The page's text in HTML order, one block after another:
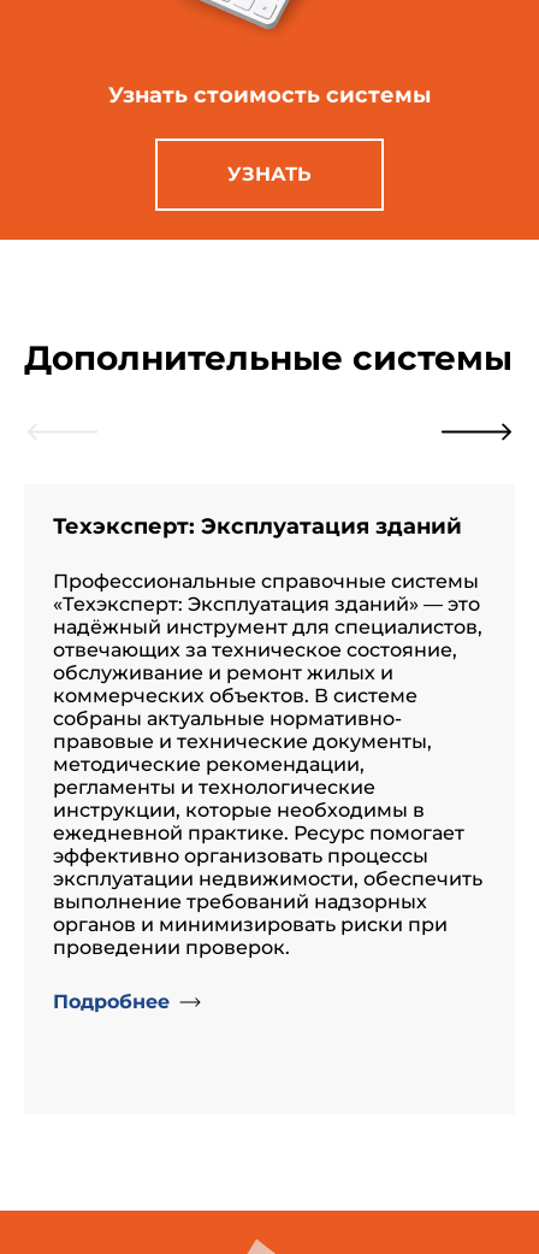
Узнать стоимость системы
УЗНАТЬ
Дополнительные системы
Техэксперт: Эксплуатация зданий
Профессиональные справочные системы
«Техэксперт: Эксплуатация зданий» — это
надёжный инструмент для специалистов,
отвечающих за техническое состояние,
обслуживание и ремонт жилых и
коммерческих объектов. В системе
собраны актуальные нормативно-
правовые и технические документы,
методические рекомендации,
регламенты и технологические
инструкции, которые необходимы в
ежедневной практике. Ресурс помогает
эффективно организовать процессы
эксплуатации недвижимости, обеспечить
выполнение требований надзорных
органов и минимизировать риски при
проведении проверок.
Подробнее